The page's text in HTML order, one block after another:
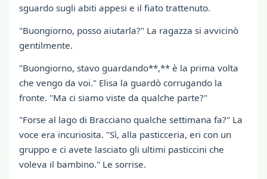
sguardo sugli abiti appesi e il fiato trattenuto.
"Buongiorno, posso aiutarla?" La ragazza si avvicinò
gentilmente.
"Buongiorno, stavo guardando**,** è la prima volta
che vengo da voi." Elisa la guardò corrugando la
fronte. "Ma ci siamo viste da qualche parte?"
"Forse al lago di Bracciano qualche settimana fa?" La
voce era incuriosita. "Sì, alla pasticceria, eri con un
gruppo e ci avete lasciato gli ultimi pasticcini che
voleva il bambino." Le sorrise.